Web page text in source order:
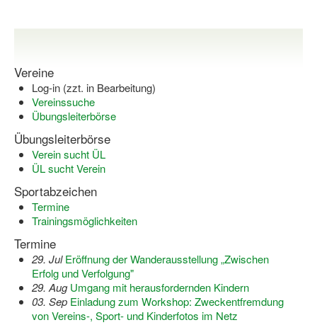
Bewegt ÄLTER werden in NRW!
Bewegt GESUND bleiben in NRW!
Aktionen zu "Bewegt Älter werden" / "Bewegt gesund
Bewegungsmodel
SSB-Sport
Gymnastik und Entspannung für Frauen
Koronarsport
Seniorensport
Wassergymnastik / Aqua-Step
Vereine
Log-in (zzt. in Bearbeitung)
Vereinssuche
Übungsleiterbörse
Übungsleiterbörse
Verein sucht ÜL
ÜL sucht Verein
Sportabzeichen
Termine
Trainingsmöglichkeiten
Termine
29. Jul Eröffnung der Wanderausstellung „Zwischen
Erfolg und Verfolgung"
29. Aug Umgang mit herausfordernden Kindern
03. Sep Einladung zum Workshop: Zweckentfremdung
von Vereins-, Sport- und Kinderfotos im Netz